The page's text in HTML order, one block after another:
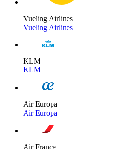
Vueling Airlines
Vueling Airlines
KLM
KLM
Air Europa
Air Europa
Air France